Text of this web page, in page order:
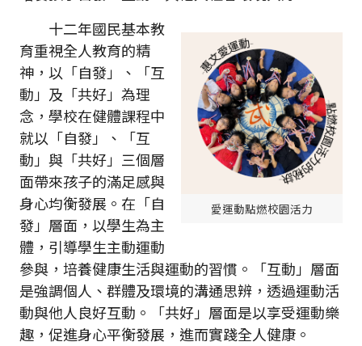
愛運動點燃校園活力
十二年國民基本教
育重視全人教育的精
神，以「自發」、「互
動」及「共好」為理
念，學校在健體課程中
就以「自發」、「互
動」與「共好」三個層
面帶來孩子的滿足感與
身心均衡發展。在「自
發」層面，以學生為主
體，引導學生主動運動
參與，培養健康生活與運動的習慣。「互動」層面
是強調個人、群體及環境的溝通思辨，透過運動活
動與他人良好互動。「共好」層面是以享受運動樂
趣，促進身心平衡發展，進而實踐全人健康。